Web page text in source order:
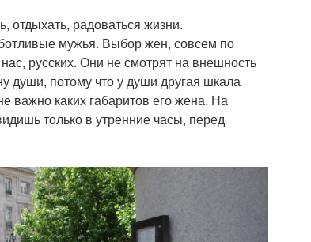
отдыхать, радоваться жизни.
мужья. Выбор жен, совсем по
русских. Они не смотрят на внешность
души, потому что у души другая шкала
важно каких габаритов его жена. На
только в утренние часы, перед